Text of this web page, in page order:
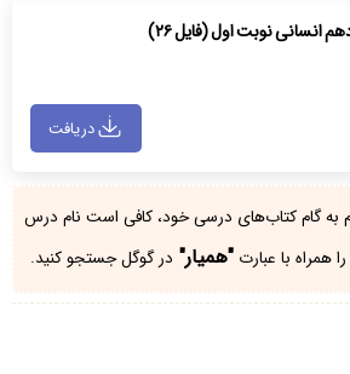
انسانی نوبت اول (فایل ۲۶)
دریافت
به گام کتاب‌های درسی خود، کافی است نام درس
همراه با عبارت"همیار" در گوگل جستجو کنید.